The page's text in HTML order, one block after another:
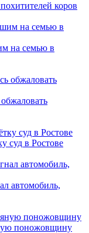
коров
на семью в
суд в Ростове
автомобиль,
поножовщину